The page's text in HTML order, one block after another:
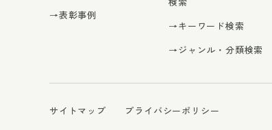
→表彰事例
→キーワード検索
→ジャンル・分類検索
サイトマップ
プライバシーポリシー